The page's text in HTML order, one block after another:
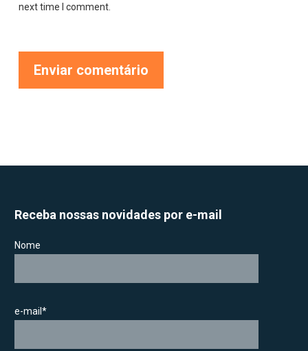
next time I comment.
Receba nossas novidades por e-mail
Nome
e-mail*